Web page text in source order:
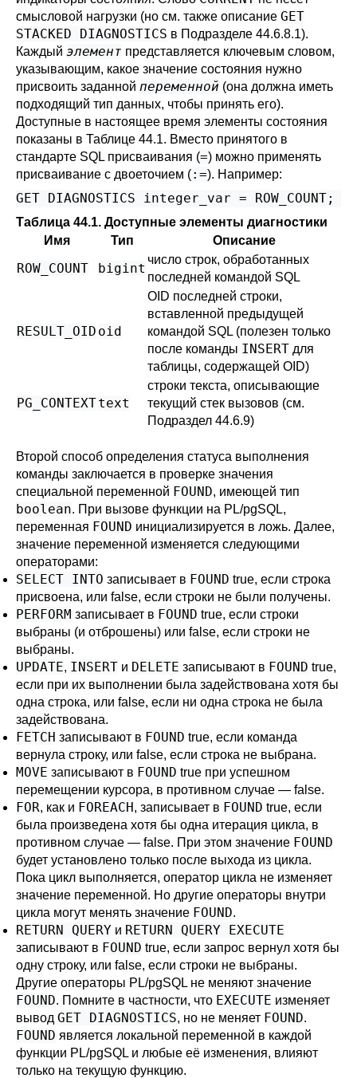
смысловой нагрузки (но см. также описание GET
STACKED DIAGNOSTICS в Подразделе 44.6.8.1).
Каждый элемент представляется ключевым словом,
указывающим, какое значение состояния нужно
присвоить заданной переменной (она должна иметь
подходящий тип данных, чтобы принять его).
Доступные в настоящее время элементы состояния
показаны в Таблице 44.1. Вместо принятого в
стандарте SQL присваивания (=) можно применять
присваивание с двоеточием (:=). Например:
GET DIAGNOSTICS integer_var = ROW_COUNT;
Таблица 44.1. Доступные элементы диагностики
Имя
Тип Описание
ROW_COUNT bigint
число строк, обработанных
последней командой SQL
RESULT_OID oid
OID последней строки,
вставленной предыдущей
командой SQL (полезен только
после команды INSERT для
таблицы, содержащей OID)
PG_CONTEXTtext
строки текста, описывающие
текущий стек вызовов (см.
Подраздел 44.6.9)
Второй способ определения статуса выполнения
команды заключается в проверке значения
специальной переменной FOUND, имеющей тип
boolean. При вызове функции на PL/pgSQL,
переменная FOUND инициализируется в ложь. Далее,
значение переменной изменяется следующими
операторами:
SELECT INTO записывает в FOUND true, если строка
присвоена, или false, если строки не были получены.
PERFORM записывает в FOUND true, если строки
выбраны (и отброшены) или false, если строки не
выбраны.
UPDATE, INSERT и DELETE записывают в FOUND true,
если при их выполнении была задействована хотя бы
одна строка, или false, если ни одна строка не была
задействована.
FETCH записывают в FOUND true, если команда
вернула строку, или false, если строка не выбрана.
MOVE записывают в FOUND true при успешном
перемещении курсора, в противном случае — false.
FOR, как и FOREACH, записывает в FOUND true, если
была произведена хотя бы одна итерация цикла, в
противном случае — false. При этом значение FOUND
будет установлено только после выхода из цикла.
Пока цикл выполняется, оператор цикла не изменяет
значение переменной. Но другие операторы внутри
цикла могут менять значение FOUND.
RETURN QUERY и RETURN QUERY EXECUTE
записывают в FOUND true, если запрос вернул хотя бы
одну строку, или false, если строки не выбраны.
Другие операторы PL/pgSQL не меняют значение
FOUND. Помните в частности, что EXECUTE изменяет
вывод GET DIAGNOSTICS, но не меняет FOUND.
FOUND является локальной переменной в каждой
функции PL/pgSQL и любые её изменения, влияют
только на текущую функцию.